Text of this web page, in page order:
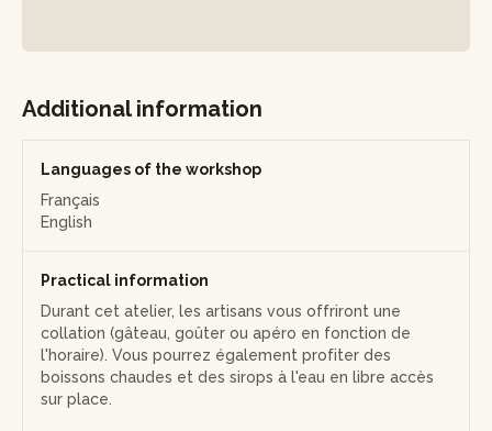
notre technique librement inspirée du point sellier et
Psst ! Toutes les pièces sont déclinables en doré ou
argenté.
rajouter des prestations supplémentaires, précisez-le dans
votre demande et l’artisan adaptera le devis.
Note sur les déplacements de l’artisan : Si vous souhaitez
prérequis de l'atelier dans les "Informations pratiques".
Additional information
Languages of the workshop
Français
English
Practical information
Durant cet atelier, les artisans vous offriront une
collation (gâteau, goûter ou apéro en fonction de
l'horaire). Vous pourrez également profiter des
boissons chaudes et des sirops à l'eau en libre accès
sur place.